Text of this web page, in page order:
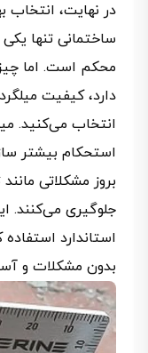
در نهایت، انتخاب
ساختمانی تنها
محکم است. اما
دارد، کیفیت
انتخاب می‌کنید.
استحکام بیشتر
بروز مشکلاتی
جلوگیری می‌کنند.
استاندارد
بدون مشکلات و